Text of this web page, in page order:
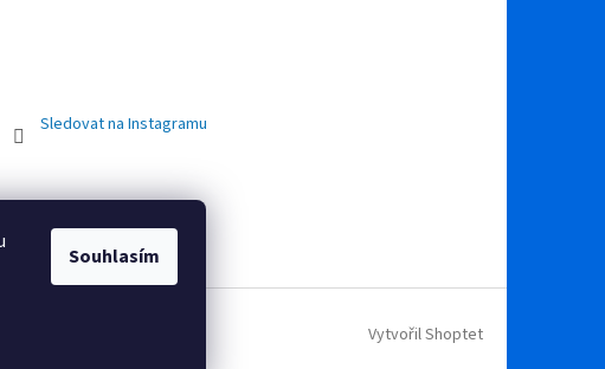
Souhlasím
Sledovat na Instagramu
Vytvořil Shoptet